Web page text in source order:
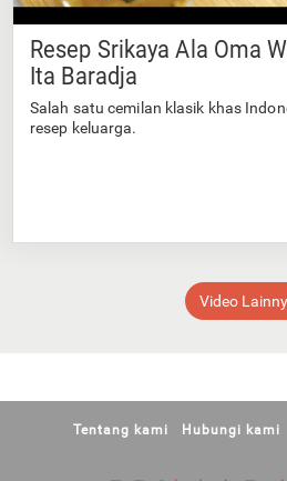
Resep Srikaya Ala Oma
Ita Baradja
Salah satu cemilan klasik khas
resep keluarga.
Video
Tentang kami Hubungi kami